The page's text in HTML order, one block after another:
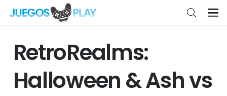
RetroRealms:
Halloween & Ash vs